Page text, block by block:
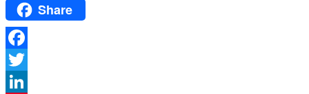
Share
Facebook
Twitter